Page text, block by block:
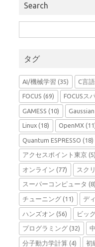
Search
索:
タグ
AI/機械学習 (35) C言語
FOCUS (69) FOCUSス
GAMESS (10) Gaussian
Linux (18) OpenMX
Quantum ESPRESSO (18)
アクセスポイント東京 (5)
オンライン (77) スク
スーパーコンピュータ (8)
チューニング (11) デ
ハンズオン (56) ビッ
プログラミング (32)
分子動力学計算 (4) 初